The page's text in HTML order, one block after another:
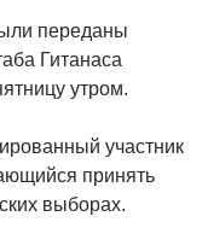
переданы
Гитанаса
утром.
участник
принять
выборах.